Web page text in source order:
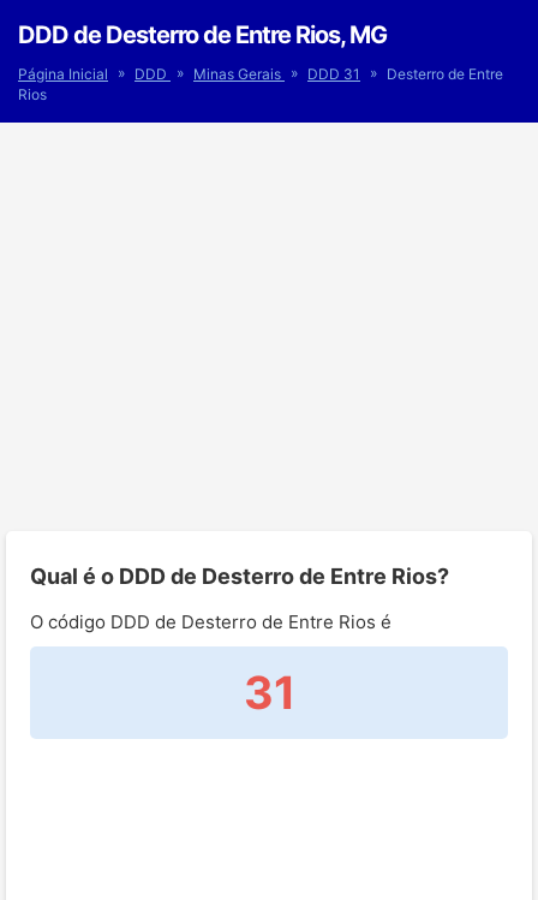
DDD de Desterro de Entre Rios, MG
Página Inicial » DDD » Minas Gerais » DDD 31 » Desterro de Entre
Rios
Qual é o DDD de Desterro de Entre Rios?
O código DDD de Desterro de Entre Rios é
31